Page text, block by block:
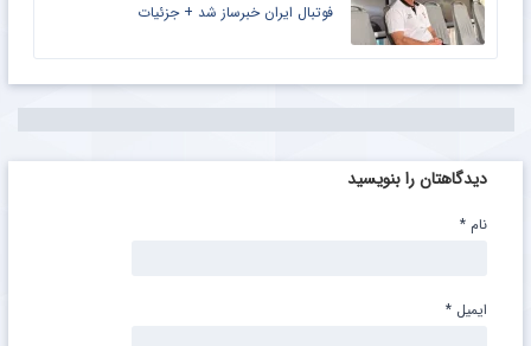
فوتبال ایران خبرساز شد + جزئیات
دیدگاهتان را بنویسید
نام *
ایمیل *